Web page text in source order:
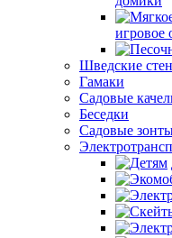
игровое
Шведские
Гамаки
Садовые
Беседки
Садовые